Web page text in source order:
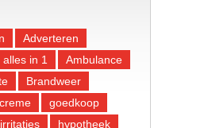
Adverteren
alles in 1
Ambulance
Brandweer
creme
goedkoop
hypotheek